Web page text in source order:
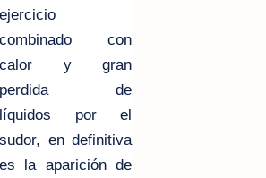
ejercicio
combinado con
calor y gran
perdida de
líquidos por el
sudor, en definitiva
es la aparición de